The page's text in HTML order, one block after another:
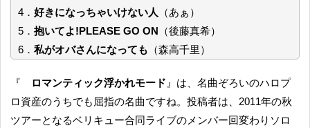
4． 好きになっちゃいけない人
（あぁ）
5． 抱いてよ!PLEASE GO ON （後藤真希）
6． 私がオバさんになっても （森高千里）
『 ロマンティック浮かれモード 』は、名曲ぞろいのハロプ
ロ資産のうちでも屈指の名曲ですね。投稿者は、2011年の秋
ツアーとなるベリキュー合同ライブのメンバー回変わりソロ